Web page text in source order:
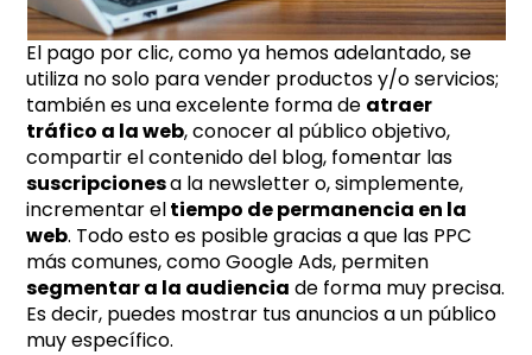
El pago por clic, como ya hemos adelantado, se
utiliza no solo para vender productos y/o servicios;
también es una excelente forma de atraer
tráfico a la web, conocer al público objetivo,
compartir el contenido del blog, fomentar las
suscripcionesa la newsletter o, simplemente,
incrementar eltiempo de permanencia en la
web. Todo esto es posible gracias a que las PPC
más comunes, como Google Ads, permiten
segmentar a la audiencia de forma muy precisa.
Es decir, puedes mostrar tus anuncios a un público
muy específico.